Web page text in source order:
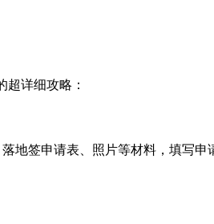
超详细攻略：
落地签申请表、照片等材料，填写